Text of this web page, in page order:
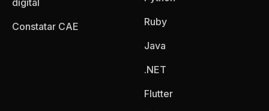
digital
Constatar CAE
Ruby
Java
.NET
Flutter